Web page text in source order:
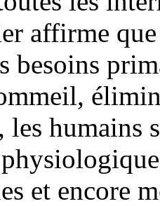
affirme
besoins
humains
et encore